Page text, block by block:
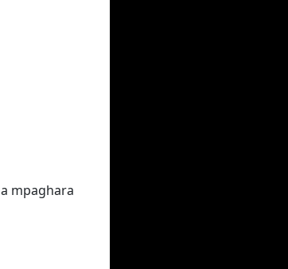
mpaghara